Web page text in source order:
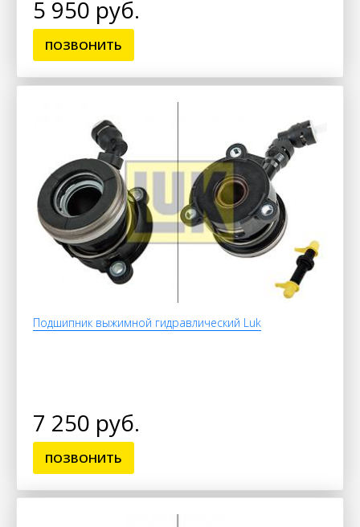
5 950 руб.
ПОЗВОНИТЬ
Подшипник выжимной гидравлический Luk
7 250 руб.
ПОЗВОНИТЬ